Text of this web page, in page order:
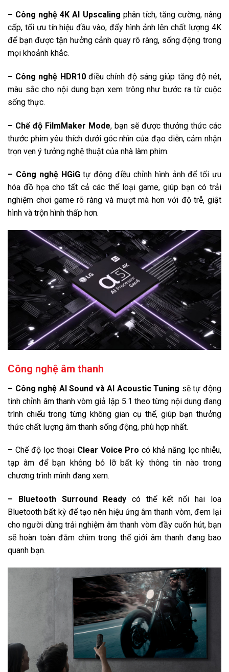
Cổng xuất âm thanh:
1 cổng Optical (Digital Audio), 1 cổng eARC (ARC)
Thông tin lắp đặt
Ngang 167.8 cm - Cao 103.4 cm - Dày 36.1 cm
Khối lượng có chân:
31.8 Kg
Ngang 167.8 cm - Cao 96.4 cm - Dày 5.99 cm
Khối lượng không chân:
31.4 Kg
Hãng:
– Công nghệ 4K AI Upscaling phân tích, tăng cường, nâng
cấp, tối ưu tín hiệu đầu vào, đẩy hình ảnh lên chất lượng 4K
để bạn được tận hưởng cảnh quay rõ ràng, sống động trong
mọi khoảnh khắc.
– Công nghệ HDR10điều chỉnh độ sáng giúp tăng độ nét,
màu sắc cho nội dung bạn xem trông như bước ra từ cuộc
sống thực.
– Chế độ FilmMaker Mode, bạn sẽ được thưởng thức các
thước phim yêu thích dưới góc nhìn của đạo diễn, cảm nhận
trọn vẹn ý tưởng nghệ thuật của nhà làm phim.
– Công nghệ HGiGtự động điều chỉnh hình ảnh để tối ưu
hóa đồ họa cho tất cả các thể loại game, giúp bạn có trải
nghiệm chơi game rõ ràng và mượt mà hơn với độ trễ, giật
hình và trộn hình thấp hơn.
Công nghệ âm thanh
– Công nghệ AI Sound và AI Acoustic Tuning sẽ tự động
tinh chỉnh âm thanh vòm giả lập 5.1 theo từng nội dung đang
trình chiếu trong từng không gian cụ thể, giúp bạn thưởng
thức chất lượng âm thanh sống động, phù hợp nhất.
– Chế độ lọc thoại Clear Voice Pro có khả năng lọc nhiễu,
tạp âm để bạn không bỏ lỡ bất kỳ thông tin nào trong
chương trình mình đang xem.
– Bluetooth Surround Ready có thể kết nối hai loa
Bluetooth bất kỳ để tạo nên hiệu ứng âm thanh vòm, đem lại
cho người dùng trải nghiệm âm thanh vòm đầy cuốn hút, bạn
sẽ hoàn toàn đắm chìm trong thế giới âm thanh đang bao
quanh bạn.